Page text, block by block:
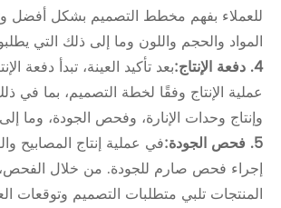
للعملاء بفهم مخطط التصميم بشكل أفضل
المواد والحجم واللون وما إلى ذلك التي
4. دفعة الإنتاج:
بعد تأكيد العينة، تبدأ دفعة
عملية الإنتاج وفقًا لخطة التصميم، بما في
وإنتاج وحدات الإنارة، وفحص الجودة، وما
5. فحص الجودة:
في عملية إنتاج المصابيح
إجراء فحص صارم للجودة. من خلال
المنتجات تلبي متطلبات التصميم وتوقعات